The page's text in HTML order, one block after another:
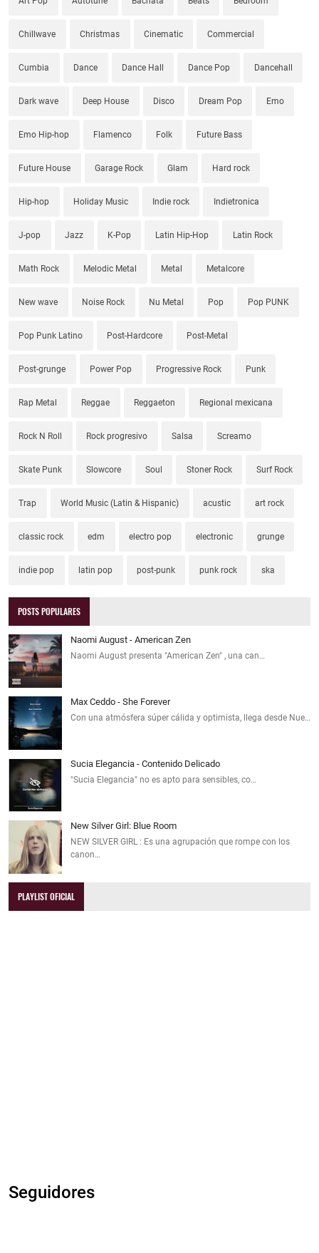
Chillwave Christmas Cinematic Commercial
Cumbia Dance Dance Hall Dance Pop Dancehall
Dark wave Deep House Disco Dream Pop Emo
Emo Hip-hop Flamenco Folk Future Bass
Future House Garage Rock Glam Hard rock
Hip-hop Holiday Music Indie rock Indietronica
J-pop Jazz K-Pop Latin Hip-Hop Latin Rock
Math Rock Melodic Metal Metal Metalcore
New wave Noise Rock Nu Metal Pop Pop PUNK
Pop Punk Latino Post-Hardcore Post-Metal
Post-grunge Power Pop Progressive Rock Punk
Rap Metal Reggae Reggaeton Regional mexicana
Rock N Roll Rock progresivo Salsa Screamo
Skate Punk Slowcore Soul Stoner Rock Surf Rock
Trap World Music (Latin & Hispanic) acustic art rock
classic rock edm electro pop electronic grunge
indie pop latin pop post-punk punk rock ska
POSTS POPULARES
Naomi August - American Zen
Naomi August presenta "American Zen" , una can…
Max Ceddo - She Forever
Con una atmósfera súper cálida y optimista, llega desde Nue…
Sucia Elegancia - Contenido Delicado
"Sucia Elegancia" no es apto para sensibles, co…
New Silver Girl: Blue Room
NEW SILVER GIRL : Es una agrupación que rompe con los
canon…
PLAYLIST OFICIAL
Seguidores